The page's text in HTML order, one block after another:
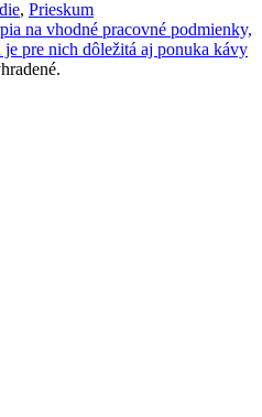
, Prieskum
na vhodné pracovné podmienky,
pre nich dôležitá aj ponuka kávy